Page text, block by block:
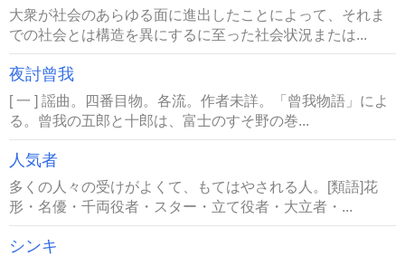
大衆が社会のあらゆる面に進出したことによって、それま
での社会とは構造を異にするに至った社会状況または...
夜討曾我
[ 一 ] 謡曲。四番目物。各流。作者未詳。「曾我物語」によ
る。曾我の五郎と十郎は、富士のすそ野の巻...
人気者
多くの人々の受けがよくて、もてはやされる人。[類語]花
形・名優・千両役者・スター・立て役者・大立者・...
シンキ